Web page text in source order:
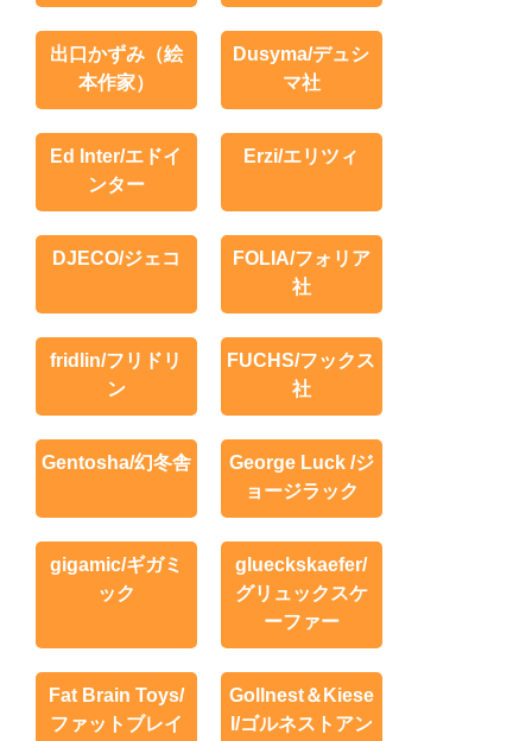
出口かずみ（絵
本作家）
Dusyma/デュシ
マ社
Ed Inter/エドイ
ンター
Erzi/エリツィ
DJECO/ジェコ
FOLIA/フォリア
社
fridlin/フリドリ
ン
FUCHS/フックス
社
Gentosha/幻冬舎
George Luck /ジ
ョージラック
gigamic/ギガミ
ック
glueckskaefer/
グリュックスケ
ーファー
Fat Brain Toys/
ファットブレイ
Gollnest＆Kiese
l/ゴルネストアン